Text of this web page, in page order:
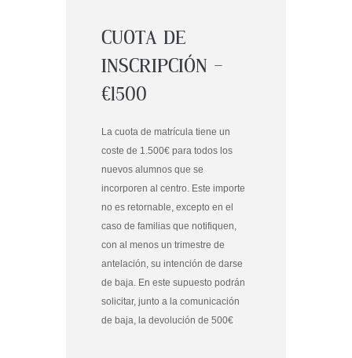
CUOTA DE
INSCRIPCIÓN –
€1500
La cuota de matrícula tiene un
coste de 1.500€ para todos los
nuevos alumnos que se
incorporen al centro. Este importe
no es retornable, excepto en el
caso de familias que notifiquen,
con al menos un trimestre de
antelación, su intención de darse
de baja. En este supuesto podrán
solicitar, junto a la comunicación
de baja, la devolución de 500€